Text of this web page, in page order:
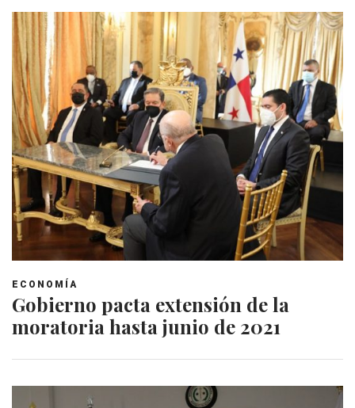
ECONOMÍA
Gobierno pacta extensión de la
moratoria hasta junio de 2021